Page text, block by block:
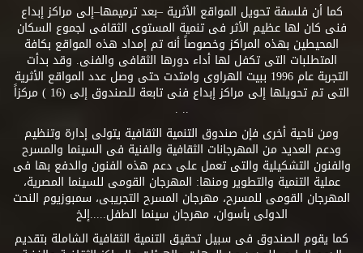
كما أن فلسفة تحويل المواقع الأثرية –بعد ترميمها–إلى مراكز إبداع
فنى كان لها عظيم الأثر فى تنمية المستوى الثقافى لجموع السكان
المحيطين بهذه المراكز وخصوصاً أنه تم إمداد هذه المواقع بكافة
المتطلبات التى تكفل لها أداء دورها الثقافى والفنى. وقد بدأت
التجربة عام 1996 ببيت الهراوى وامتدت حتى وصل عدد المواقع الأثرية
التى تم تحويلها إلى مراكز إبداع فنى تابعة للصندوق إلى (16 ) مركزاً
.. .
ومن ناحية أخرى فإن صندوق التنمية الثقافية يتولى إدارة وتنظيم
ودعم العديد من المهرجانات الثقافية والفنية فى السينما والمسرح
والفنون التشكيلية والتى تعمل على دعم هذه الفنون والدفع بها فى
عملية التنمية والتطوير ومنها: المهرجان القومى للسينما المصرية،
المهرجان القومى للمسرح، مهرجان المسرح التجريبى، سمبوزيوم النحت
الدولى بأسوان، مهرجان سينما الطفل.....إلخ
كما يقوم الصندوق فى سبيل تحقيق التنمية الثقافية الشاملة بتقديم